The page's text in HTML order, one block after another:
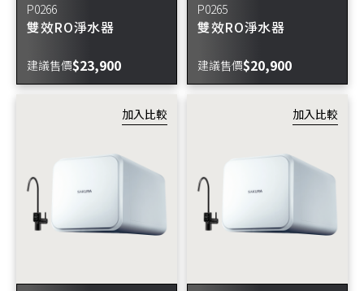
P0266
雙效RO淨水器
建議售價$23,900
P0265
雙效RO淨水器
建議售價$20,900